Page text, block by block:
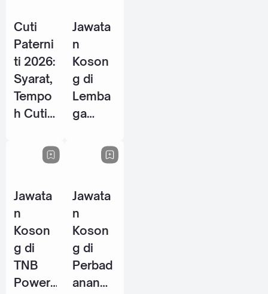
2026
Cuti
Paterni
ti 2026:
Syarat,
Tempo
h Cuti
Pekerja
Lelaki
Malays
ia
Jawata
n
Koson
g di
Lemba
ga
(TH) -
2026
Jawata
n
Koson
g di
TNB
Power
Jawata
n
Koson
g di
Perbad
anan